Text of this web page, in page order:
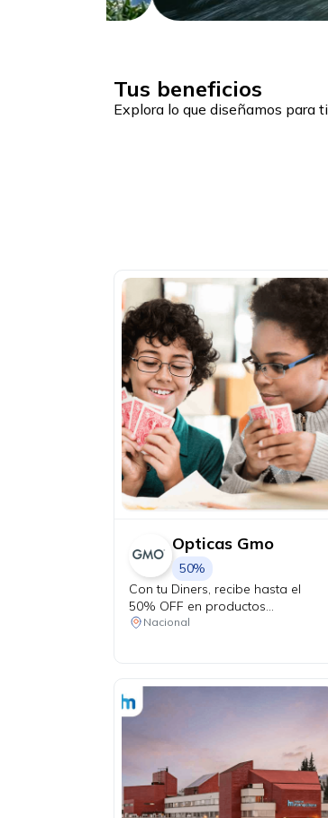
Tus beneficios
Explora lo que diseñamos para ti.
Opticas Gmo
50%
Con tu Diners, recibe hasta el
50% OFF en productos
seleccionados.
Nacional